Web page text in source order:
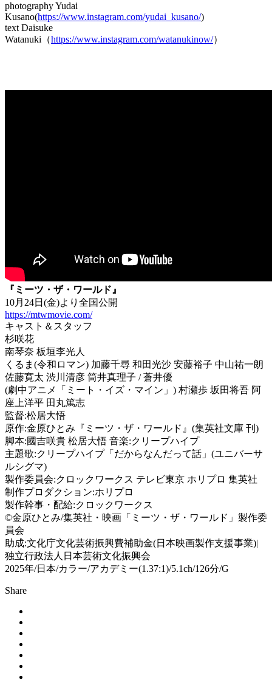
photography Yudai
Kusano(https://www.instagram.com/yudai_kusano/)
text Daisuke
Watanuki（https://www.instagram.com/watanukinow/）
『ミーツ・ザ・ワールド』
10月24日(金)より全国公開
https://mtwmovie.com/
キャスト＆スタッフ
杉咲花
南琴奈 板垣李光人
くるま(令和ロマン) 加藤千尋 和田光沙 安藤裕子 中山祐一朗
佐藤寛太 渋川清彦 筒井真理子 / 蒼井優
(劇中アニメ「ミート・イズ・マイン」) 村瀬歩 坂田将吾 阿
座上洋平 田丸篤志
監督:松居大悟
原作:金原ひとみ『ミーツ・ザ・ワールド』(集英社文庫 刊)
脚本:國吉咲貴 松居大悟 音楽:クリープハイプ
主題歌:クリープハイプ「だからなんだって話」(ユニバーサ
ルシグマ)
製作委員会:クロックワークス テレビ東京 ホリプロ 集英社
制作プロダクション:ホリプロ
製作幹事・配給:クロックワークス
©金原ひとみ/集英社・映画「ミーツ・ザ・ワールド」製作委
員会
助成:文化庁文化芸術振興費補助金(日本映画製作支援事業)|
独立行政法人日本芸術文化振興会
2025年/日本/カラー/アカデミー(1.37:1)/5.1ch/126分/G
Share